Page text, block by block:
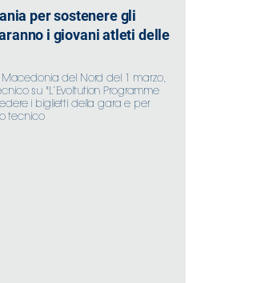
per sostenere gli
i giovani atleti delle
del Nord del 1 marzo,
su "L’Evoltution Programme
i biglietti della gara e per
tecnico